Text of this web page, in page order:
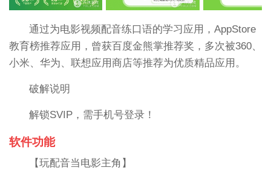
通过为电影视频配音练口语的学习应用，AppStore
教育榜推荐应用，曾获百度金熊掌推荐奖，多次被360、
小米、华为、联想应用商店等推荐为优质精品应用。
破解说明
解锁SVIP，需手机号登录！
软件功能
【玩配音当电影主角】